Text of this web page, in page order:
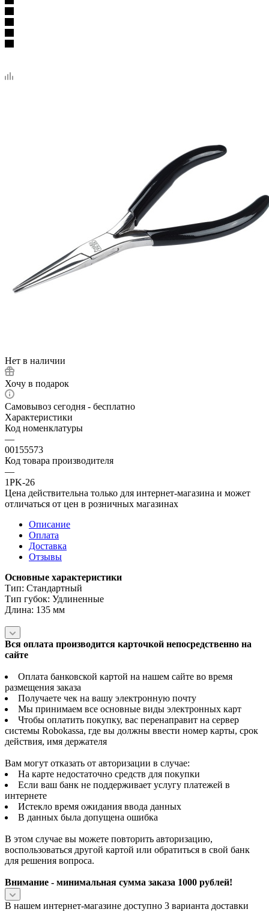
Нет в наличии
Хочу в подарок
Самовывоз сегодня - бесплатно
Характеристики
Код номенклатуры
—
00155573
Код товара производителя
—
1PK-26
Цена действительна только для интернет-магазина и может
отличаться от цен в розничных магазинах
Описание
Оплата
Доставка
Отзывы
Основные характеристики
Тип: Стандартный
Тип губок: Удлиненные
Длина: 135 мм
Вся оплата производится карточкой непосредственно на
сайте
Оплата банковской картой на нашем сайте во время
размещения заказа
Получаете чек на вашу электронную почту
Мы принимаем все основные виды электронных карт
Чтобы оплатить покупку, вас перенаправит на сервер
системы Robokassa, где вы должны ввести номер карты, срок
действия, имя держателя
Вам могут отказать от авторизации в случае:
На карте недостаточно средств для покупки
Если ваш банк не поддерживает услугу платежей в
интернете
Истекло время ожидания ввода данных
В данных была допущена ошибка
В этом случае вы можете повторить авторизацию,
воспользоваться другой картой или обратиться в свой банк
для решения вопроса.
Внимание - минимальная сумма заказа 1000 рублей!
В нашем интернет-магазине доступно 3 варианта доставки